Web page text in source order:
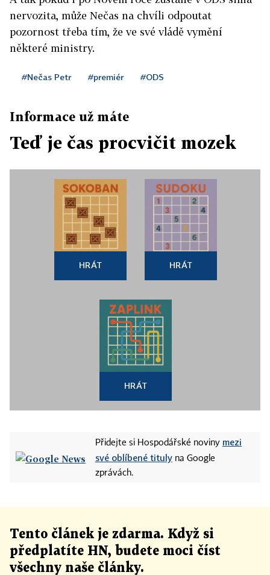
pro období, kdy by se rodilo málo dětí a navíc by se
z něj víc přispívalo právě těm rodinám, které více
dětí vyprodukují.
volební konference. Pro vládu to může být
poměrně neklidné období. Očekává se radikalizace
nejmenší vládní strany,
červen: kongres ODS
Zatím není jasné, kdy přesně ten proběhne, může
být v červnu jako poslední, nebo na konci roku,
části ODS s tím, jak strana z jejich pohledu ve
vládě ustupuje partnerům, nelze vyloučit, že
kongres největší vládní strany bude nakonec
dramatickou událostí, která vládou silně otřese.
tu ale problém, Věci veřejné na své ideové
konferenci v polovině prosince překvapivě
nervozita, může Nečas na chvíli odpoutat
pozornost třeba tím, že ve své vládě vymění
některé ministry.
#Nečas Petr #premiér #ODS
Informace už máte
Teď je čas procvičit mozek
HRÁT HRÁT
HRÁT
Přidejte si Hospodářské noviny mezi
své oblíbené tituly na Google
zprávách.
Tento článek je zdarma. Když si
předplatíte HN, budete moci číst
všechny naše články.